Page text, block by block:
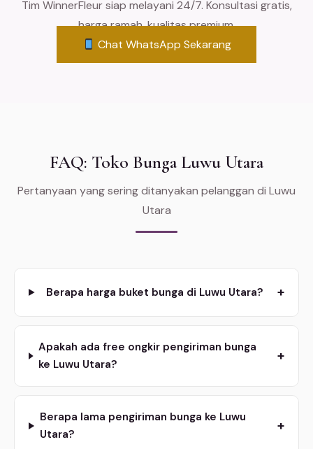
Tim WinnerFleur siap melayani 24/7. Konsultasi gratis,
harga ramah, kualitas premium.
Chat WhatsApp Sekarang
FAQ: Toko Bunga Luwu Utara
Pertanyaan yang sering ditanyakan pelanggan di Luwu
Utara
Berapa harga buket bunga di Luwu Utara? +
Apakah ada free ongkir pengiriman bunga
ke Luwu Utara?
+
Berapa lama pengiriman bunga ke Luwu
Utara?
+